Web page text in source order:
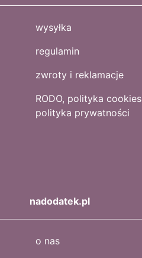
wysyłka
regulamin
zwroty i reklamacje
RODO, polityka cookies
polityka prywatności
nadodatek.pl
o nas